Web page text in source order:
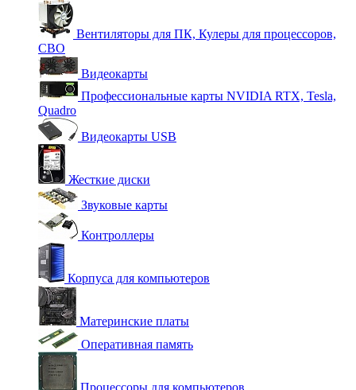
Вентиляторы для ПК, Кулеры для процессоров,
СВО
Видеокарты
Профессиональные карты NVIDIA RTX, Tesla,
Quadro
Видеокарты USB
Жесткие диски
Звуковые карты
Контроллеры
Корпуса для компьютеров
Материнские платы
Оперативная память
Процессоры для компьютеров